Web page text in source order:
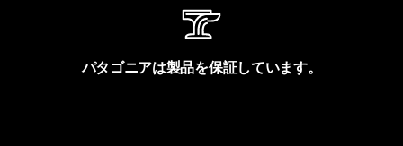
パタゴニアは製品を保証しています。